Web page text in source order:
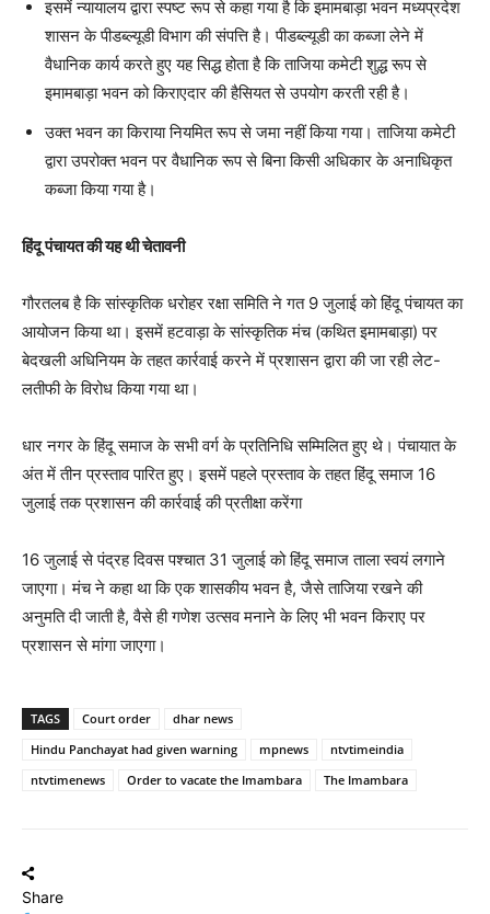
इसमें न्यायालय द्वारा स्पष्ट रूप से कहा गया है कि इमामबाड़ा भवन मध्यप्रदेश
शासन के पीडब्ल्यूडी विभाग की संपत्ति है। पीडब्ल्यूडी का कब्जा लेने में
वैधानिक कार्य करते हुए यह सिद्ध होता है कि ताजिया कमेटी शुद्ध रूप से
इमामबाड़ा भवन को किराएदार की हैसियत से उपयोग करती रही है।
उक्त भवन का किराया नियमित रूप से जमा नहीं किया गया। ताजिया कमेटी
द्वारा उपरोक्त भवन पर वैधानिक रूप से बिना किसी अधिकार के अनाधिकृत
कब्जा किया गया है।
हिंदू पंचायत की यह थी चेतावनी
गौरतलब है कि सांस्कृतिक धरोहर रक्षा समिति ने गत 9 जुलाई को हिंदू पंचायत का
आयोजन किया था। इसमें हटवाड़ा के सांस्कृतिक मंच (कथित इमामबाड़ा) पर
बेदखली अधिनियम के तहत कार्रवाई करने में प्रशासन द्वारा की जा रही लेट-
लतीफी के विरोध किया गया था।
धार नगर के हिंदू समाज के सभी वर्ग के प्रतिनिधि सम्मिलित हुए थे। पंचायात के
अंत में तीन प्रस्ताव पारित हुए। इसमें पहले प्रस्ताव के तहत हिंदू समाज 16
जुलाई तक प्रशासन की कार्रवाई की प्रतीक्षा करेंगा
16 जुलाई से पंद्रह दिवस पश्चात 31 जुलाई को हिंदू समाज ताला स्वयं लगाने
जाएगा। मंच ने कहा था कि एक शासकीय भवन है, जैसे ताजिया रखने की
अनुमति दी जाती है, वैसे ही गणेश उत्सव मनाने के लिए भी भवन किराए पर
प्रशासन से मांगा जाएगा।
TAGS Court order
dhar news
Hindu Panchayat had given warning
mpnews
ntvtimeindia
ntvtimenews
Order to vacate the Imambara The Imambara
Share